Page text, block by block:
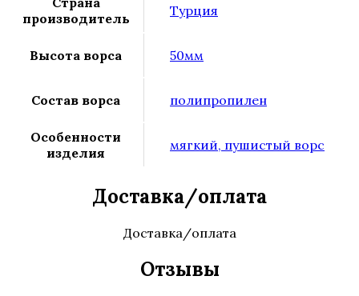
производитель
Турция
Высота ворса 50мм
Состав ворса полипропилен
Особенности
изделия
мягкий, пушистый ворс
Доставка/оплата
Доставка/оплата
Отзывы